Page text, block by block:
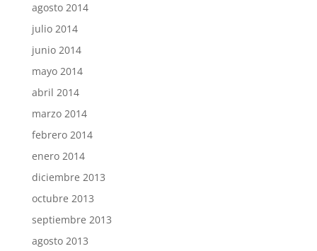
agosto 2014
julio 2014
junio 2014
mayo 2014
abril 2014
marzo 2014
febrero 2014
enero 2014
diciembre 2013
octubre 2013
septiembre 2013
agosto 2013